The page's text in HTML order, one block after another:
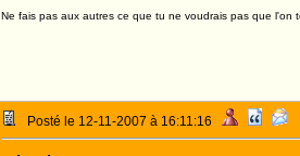
Ne fais pas aux autres ce que tu ne voudrais pas que l'on
Posté le 12-11-2007 à 16:11:16